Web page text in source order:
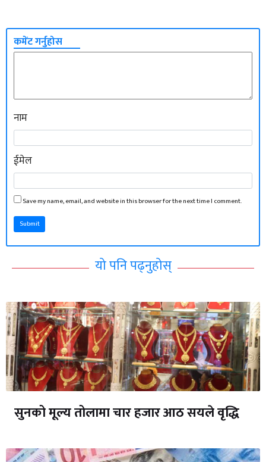
कमेंट गर्नुहोस
नाम
ईमेल
Save my name, email, and website in this browser for the next time I comment.
Submit
यो पनि पढ्नुहोस्
सुनको मूल्य तोलामा चार हजार आठ सयले वृद्धि